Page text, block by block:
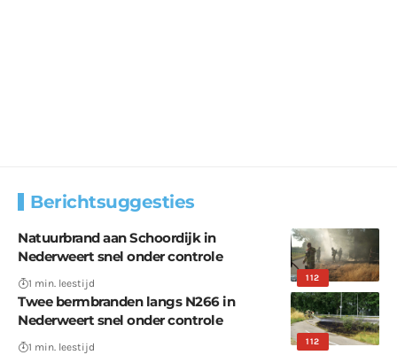
Berichtsuggesties
112
Natuurbrand aan Schoordijk in
Nederweert snel onder controle
1 min. leestijd
112
Twee bermbranden langs N266 in
Nederweert snel onder controle
1 min. leestijd